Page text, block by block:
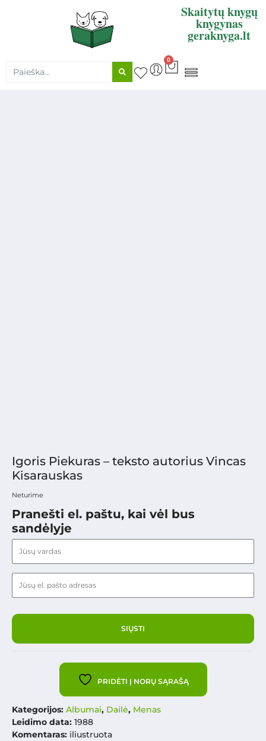
Skaitytų knygų
knygynas
geraknyga.lt
0
Igoris Piekuras – teksto autorius Vincas
Kisarauskas
Neturime
Pranešti el. paštu, kai vėl bus
sandėlyje
PRIDĖTI Į NORŲ SĄRAŠĄ
Kategorijos: Albumai, Dailė, Menas
Leidimo data: 1988
Komentaras: iliustruota